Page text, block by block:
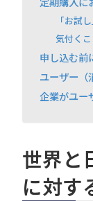
「お試
気付く
申し込む前
ユーザー（
企業がユー
世界と
に対す